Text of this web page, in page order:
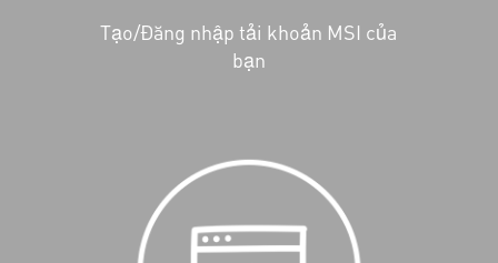
Tạo/Đăng nhập tải khoản MSI của
bạn